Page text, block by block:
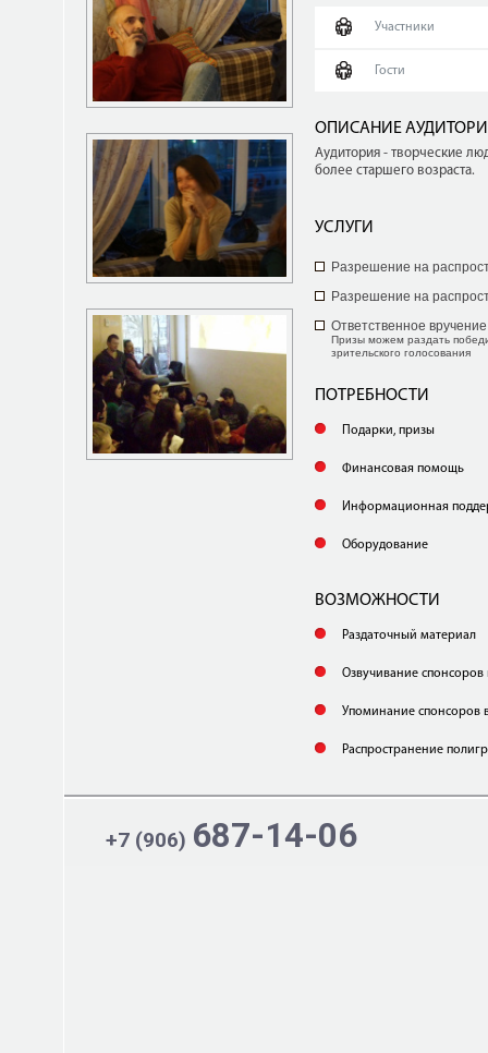
Участники
Гости
ОПИСАНИЕ
Аудитория - творческие
более старшего возраста.
УСЛУГИ
Разрешение на
Разрешение на
Ответственное
Призы можем раздать
зрительского голосования
ПОТРЕБНОСТИ
Подарки, призы
Финансовая помощь
Информационная
Оборудование
ВОЗМОЖНОСТИ
Раздаточный материал
Озвучивание спонсоров
Упоминание спонсоров
Распространение
+7 (906) 687-14-06